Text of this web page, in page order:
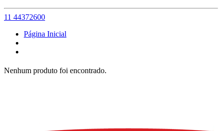
11 44372600
Página Inicial
Nenhum produto foi encontrado.